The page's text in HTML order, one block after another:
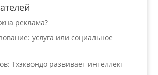
реклама?
услуга или социальное
Тхэквондо развивает интеллект